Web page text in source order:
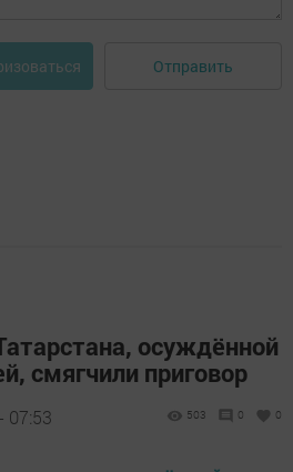
Отправить
осуждённой
смягчили приговор
07:53 503 0 0